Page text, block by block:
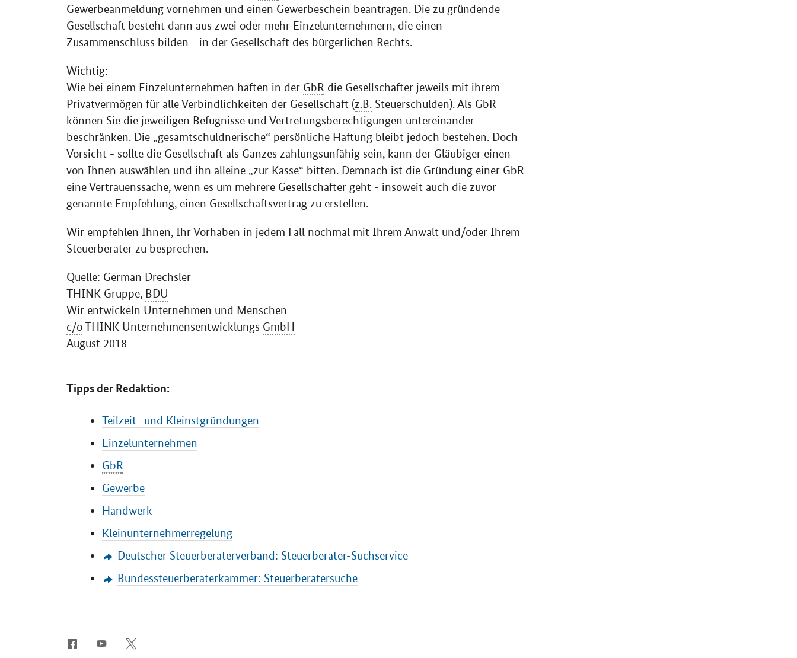
Gewerbeanmeldung vornehmen und einen Gewerbeschein beantragen. Die zu gründende
Gesellschaft besteht dann aus zwei oder mehr Einzelunternehmern, die einen
Zusammenschluss bilden - in der Gesellschaft des bürgerlichen Rechts.
Wichtig:
Wie bei einem Einzelunternehmen haften in der GbR die Gesellschafter jeweils mit ihrem
Privatvermögen für alle Verbindlichkeiten der Gesellschaft (z.B. Steuerschulden). Als GbR
können Sie die jeweiligen Befugnisse und Vertretungsberechtigungen untereinander
beschränken. Die „gesamtschuldnerische“ persönliche Haftung bleibt jedoch bestehen. Doch
Vorsicht - sollte die Gesellschaft als Ganzes zahlungsunfähig sein, kann der Gläubiger einen
von Ihnen auswählen und ihn alleine „zur Kasse“ bitten. Demnach ist die Gründung einer GbR
eine Vertrauenssache, wenn es um mehrere Gesellschafter geht - insoweit auch die zuvor
genannte Empfehlung, einen Gesellschaftsvertrag zu erstellen.
Wir empfehlen Ihnen, Ihr Vorhaben in jedem Fall nochmal mit Ihrem Anwalt und/oder Ihrem
Steuerberater zu besprechen.
Quelle: German Drechsler
THINK Gruppe, BDU
Wir entwickeln Unternehmen und Menschen
c/oTHINK Unternehmensentwicklungs GmbH
August 2018
Tipps der Redaktion:
Teilzeit- und Kleinstgründungen
Einzelunternehmen
GbR
Gewerbe
Handwerk
Kleinunternehmerregelung
Deutscher Steuerberaterverband: Steuerberater-Suchservice
Bundessteuerberaterkammer: Steuerberatersuche